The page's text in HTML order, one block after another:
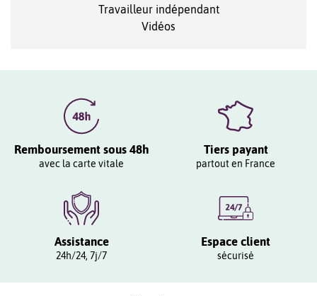
Travailleur indépendant
Vidéos
Remboursement sous 48h
avec la carte vitale
Tiers payant
partout en France
Assistance
24h/24, 7j/7
Espace client
sécurisé